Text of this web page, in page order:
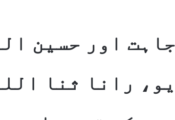
اور حسین
رانا ثنا